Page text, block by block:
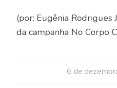
(por: Eugênia Rodrigues
da campanha No Corpo
6 de